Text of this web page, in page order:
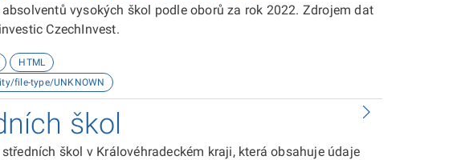
vysokých škol podle oborů za rok 2022. Zdrojem dat
CzechInvest.
HTML
file-type/UNKNOWN
škol
škol v Královéhradeckém kraji, která obsahuje údaje